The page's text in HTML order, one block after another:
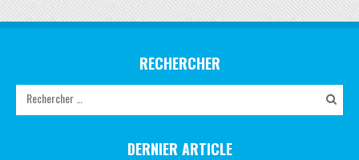
RECHERCHER
DERNIER ARTICLE